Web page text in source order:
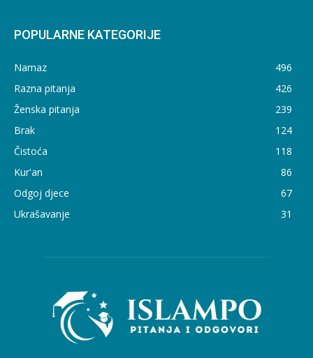
POPULARNE KATEGORIJE
Namaz
496
Razna pitanja
426
Ženska pitanja
239
Brak
124
Čistoća
118
Kur'an
86
Odgoj djece
67
Ukrašavanje
31